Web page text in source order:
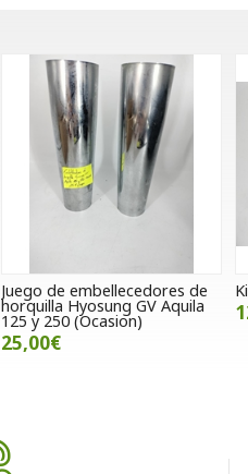
Juego de embellecedores de
horquilla Hyosung GV Aquila
125 y 250 (Ocasion)
25,00€